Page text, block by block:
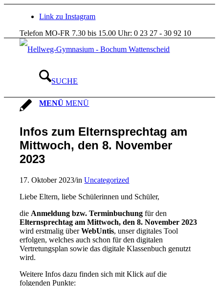
Link zu Instagram
Telefon MO-FR 7.30 bis 15.00 Uhr: 0 23 27 - 30 92 10
SUCHE
MENÜ MENÜ
Infos zum Elternsprechtag am
Mittwoch, den 8. November
2023
17. Oktober 2023/inUncategorized
Liebe Eltern, liebe Schülerinnen und Schüler,
die Anmeldung bzw. Terminbuchung für den
Elternsprechtag am Mittwoch, den 8. November 2023
wird erstmalig überWebUntis, unser digitales Tool
erfolgen, welches auch schon für den digitalen
Vertretungsplan sowie das digitale Klassenbuch genutzt
wird.
Weitere Infos dazu finden sich mit Klick auf die
folgenden Punkte: